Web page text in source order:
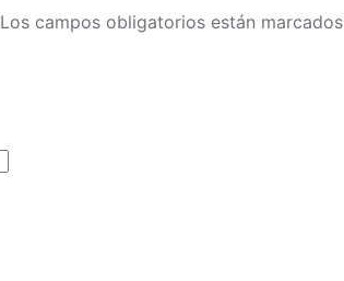
Los campos obligatorios están marcados